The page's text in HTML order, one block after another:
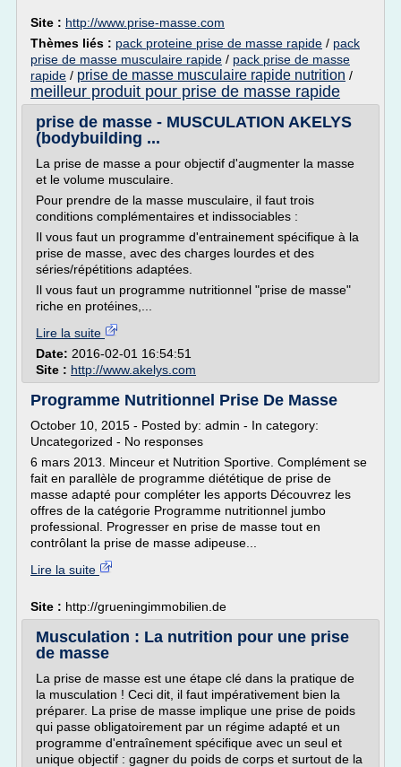
Site : http://www.prise-masse.com
Thèmes liés : pack proteine prise de masse rapide / pack
prise de masse musculaire rapide / pack prise de masse
rapide / prise de masse musculaire rapide nutrition /
meilleur produit pour prise de masse rapide
prise de masse - MUSCULATION AKELYS
(bodybuilding ...
La prise de masse a pour objectif d'augmenter la masse
et le volume musculaire.
Pour prendre de la masse musculaire, il faut trois
conditions complémentaires et indissociables :
Il vous faut un programme d'entrainement spécifique à la
prise de masse, avec des charges lourdes et des
séries/répétitions adaptées.
Il vous faut un programme nutritionnel "prise de masse"
riche en protéines,...
Lire la suite
Date: 2016-02-01 16:54:51
Site : http://www.akelys.com
Programme Nutritionnel Prise De Masse
October 10, 2015 - Posted by: admin - In category:
Uncategorized - No responses
6 mars 2013. Minceur et Nutrition Sportive. Complément se
fait en parallèle de programme diététique de prise de
masse adapté pour compléter les apports Découvrez les
offres de la catégorie Programme nutritionnel jumbo
professional. Progresser en prise de masse tout en
contrôlant la prise de masse adipeuse...
Lire la suite
Site : http://grueningimmobilien.de
Musculation : La nutrition pour une prise
de masse
La prise de masse est une étape clé dans la pratique de
la musculation ! Ceci dit, il faut impérativement bien la
préparer. La prise de masse implique une prise de poids
qui passe obligatoirement par un régime adapté et un
programme d'entraînement spécifique avec un seul et
unique objectif : gagner du poids de corps et surtout de la